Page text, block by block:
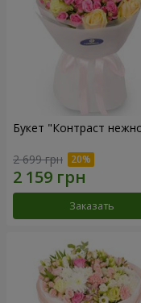
Букет "Контраст
2 699 грн
Заказать